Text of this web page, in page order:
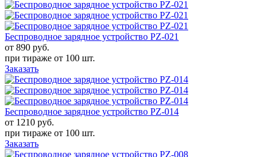
Беспроводное зарядное устройство PZ-021
от 890 руб.
при тираже от 100 шт.
Заказать
Беспроводное зарядное устройство PZ-014
от 1210 руб.
при тираже от 100 шт.
Заказать